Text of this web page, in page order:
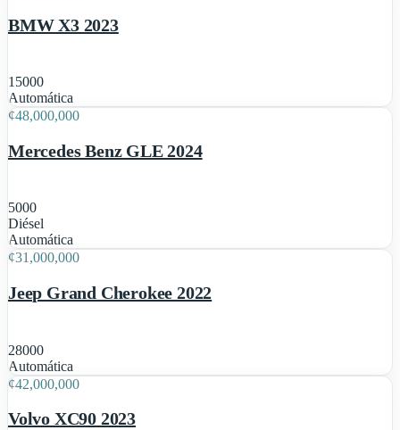
BMW X3 2023
15000
Automática
1
¢48,000,000
Mercedes Benz GLE 2024
5000
Diésel
Automática
1
¢31,000,000
Jeep Grand Cherokee 2022
28000
Automática
1
¢42,000,000
Volvo XC90 2023